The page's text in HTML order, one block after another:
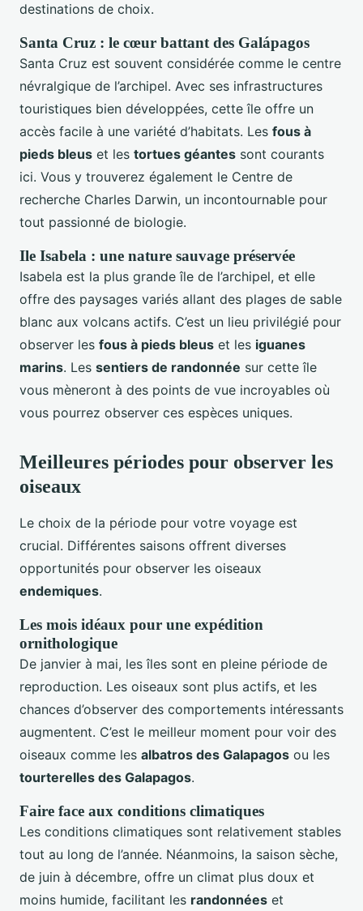
destinations de choix.
Santa Cruz : le cœur battant des Galápagos
Santa Cruz est souvent considérée comme le centre
névralgique de l’archipel. Avec ses infrastructures
touristiques bien développées, cette île offre un
accès facile à une variété d’habitats. Les fous à
pieds bleus et les tortues géantes sont courants
ici. Vous y trouverez également le Centre de
recherche Charles Darwin, un incontournable pour
tout passionné de biologie.
Ile Isabela : une nature sauvage préservée
Isabela est la plus grande île de l’archipel, et elle
offre des paysages variés allant des plages de sable
blanc aux volcans actifs. C’est un lieu privilégié pour
observer les fous à pieds bleus et les iguanes
marins. Les sentiers de randonnée sur cette île
vous mèneront à des points de vue incroyables où
vous pourrez observer ces espèces uniques.
Meilleures périodes pour observer les
oiseaux
Le choix de la période pour votre voyage est
crucial. Différentes saisons offrent diverses
opportunités pour observer les oiseaux
endemiques.
Les mois idéaux pour une expédition
ornithologique
De janvier à mai, les îles sont en pleine période de
reproduction. Les oiseaux sont plus actifs, et les
chances d’observer des comportements intéressants
augmentent. C’est le meilleur moment pour voir des
oiseaux comme les albatros des Galapagos ou les
tourterelles des Galapagos.
Faire face aux conditions climatiques
Les conditions climatiques sont relativement stables
tout au long de l’année. Néanmoins, la saison sèche,
de juin à décembre, offre un climat plus doux et
moins humide, facilitant les randonnées et